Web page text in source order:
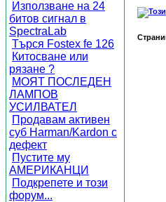
Използване на 24
битов сигнал в
SpectraLab
Търся Fostex fe 126
Китосване или
рязане ?
МОЯТ ПОСЛЕДЕН
ЛАМПОВ
УСИЛВАТЕЛ
Продавам активен
суб Harman/Kardon с
дефект
Пустите му
АМЕРИКАНЦИ
Подкрепете и този
форум...